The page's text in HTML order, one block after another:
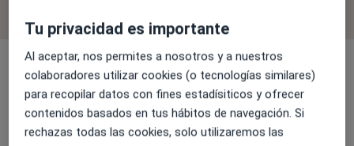
Laura Icart Izquierdo
Psicólogo
6 opiniones
Tu privacidad es importante
Al aceptar, nos permites a nosotros y a nuestros
colaboradores utilizar cookies (o tecnologías similares)
para recopilar datos con fines estadísiticos y ofrecer
contenidos basados en tus hábitos de navegación. Si
rechazas todas las cookies, solo utilizaremos las